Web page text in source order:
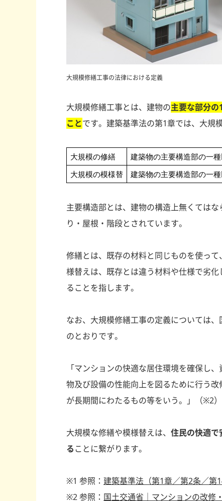
大規模修繕工事の法律における定義
大規模修繕工事とは、建物の主要な部分
ことです。建築基準法の第1章では、大規
大規模の修繕 建築物の主要構造部の一
大規模の模様替 建築物の主要構造部の一
主要構造部とは、建物の構造上無くては
り・屋根・階段とされています。
修繕とは、既存の材料と同じものを使っ
様替えは、既存とは違う材料や仕様で劣
ることを指します。
なお、大規模修繕工事の定義については
のとおりです。
「マンションの快適な居住環境を確保し
物及び設備の性能向上を図るために行う
が長期間にわたるもの等をいう。」（※2）
大規模な修繕や模様替えは、 住民の快適で
ることに繋がります。
※1 参照： 建築基準法（第1章／第2条／第
※2 参照： 国土交通省｜マンションの改修